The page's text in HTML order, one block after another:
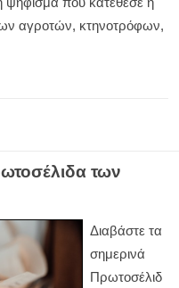
αγροτών, κτηνοτρόφων,
των
Διαβάστε τα
σημερινά
Πρωτοσέλιδ